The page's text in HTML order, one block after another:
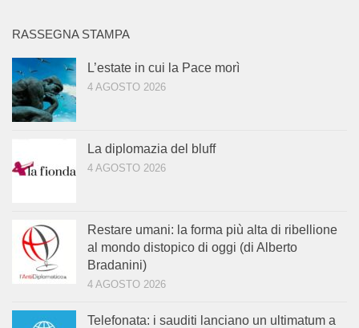
RASSEGNA STAMPA
L’estate in cui la Pace morì
4 AGOSTO 2026
La diplomazia del bluff
4 AGOSTO 2026
Restare umani: la forma più alta di ribellione
al mondo distopico di oggi (di Alberto
Bradanini)
4 AGOSTO 2026
Telefonata: i sauditi lanciano un ultimatum a